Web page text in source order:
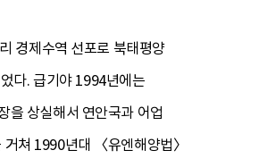
경제수역 선포로 북태평양
다. 급기야 1994년에는
을 상실해서 연안국과 어업
쳐 1990년대 〈유엔해양법〉